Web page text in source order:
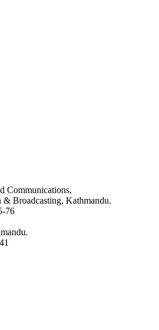
Communications,
Broadcasting, Kathmandu.
76